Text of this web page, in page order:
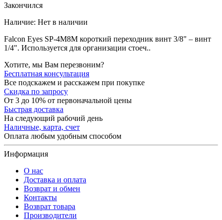
Закончился
Наличие: Нет в наличии
Falcon Eyes SP-4M8M короткий переходник винт 3/8" – винт
1/4". Используется для организации стоеч..
Хотите, мы Вам перезвоним?
Бесплатная консультация
Все подскажем и расскажем при покупке
Скидка по запросу
От 3 до 10% от первоначальной цены
Быстрая доставка
На следующий рабочий день
Наличные, карта, счет
Оплата любым удобным способом
Информация
О нас
Доставка и оплата
Возврат и обмен
Контакты
Возврат товара
Производители